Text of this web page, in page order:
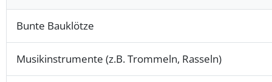
Bunte Bauklötze
Musikinstrumente (z.B. Trommeln, Rasseln)